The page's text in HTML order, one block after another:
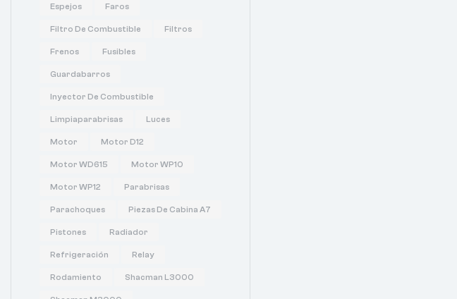
Espejos Faros
Filtro De Combustible Filtros
Frenos Fusibles
Guardabarros
Inyector De Combustible
Limpiaparabrisas Luces
Motor Motor D12
Motor WD615 Motor WP10
Motor WP12 Parabrisas
Parachoques Piezas De Cabina A7
Pistones Radiador
Refrigeración Relay
Rodamiento Shacman L3000